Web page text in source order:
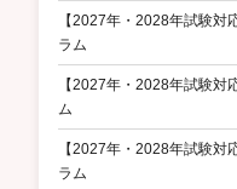
【2027年・2028年試験対
ラム
【2027年・2028年試験対
ム
【2027年・2028年試験対
ラム